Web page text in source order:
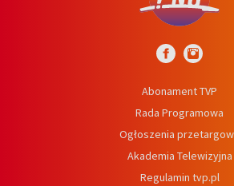
Abonament TVP
Rada Programowa
Ogłoszenia
Akademia Telewizyjna
Regulamin tvp.pl